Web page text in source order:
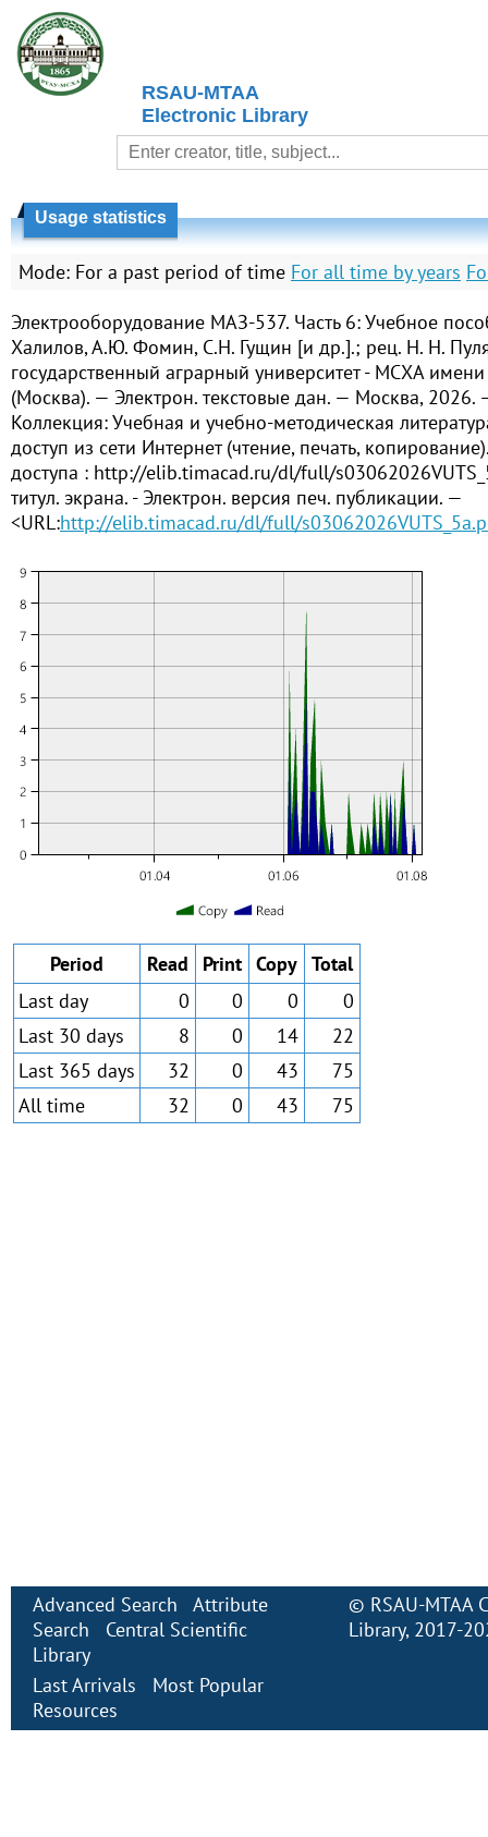
RSAU-MTAA
Electronic Library
Usage statistics
Mode: For a past period of time For all time by years
Электрооборудование МАЗ-537. Часть 6: Учебное
Халилов, А.Ю. Фомин, С.Н. Гущин [и др.].; рец. Н. Н.
государственный аграрный университет - МСХА
(Москва). — Электрон. текстовые дан. — Москва, 2026.
Коллекция: Учебная и учебно-методическая
доступ из сети Интернет (чтение, печать,
доступа : http://elib.timacad.ru/dl/full/
титул. экрана. - Электрон. версия печ. публикации. —
<URL:http://elib.timacad.ru/dl/full/
Period Read Print Copy Total
Last day
0 0 0
0
Last 30 days
8 0 14
22
Last 365 days
32 0 43
75
All time
32 0 43 75
Advanced Search
Attribute
Search
Central Scientific
Library
Last Arrivals
Most Popular
Resources
© RSAU-MTAA
Library, 2017-